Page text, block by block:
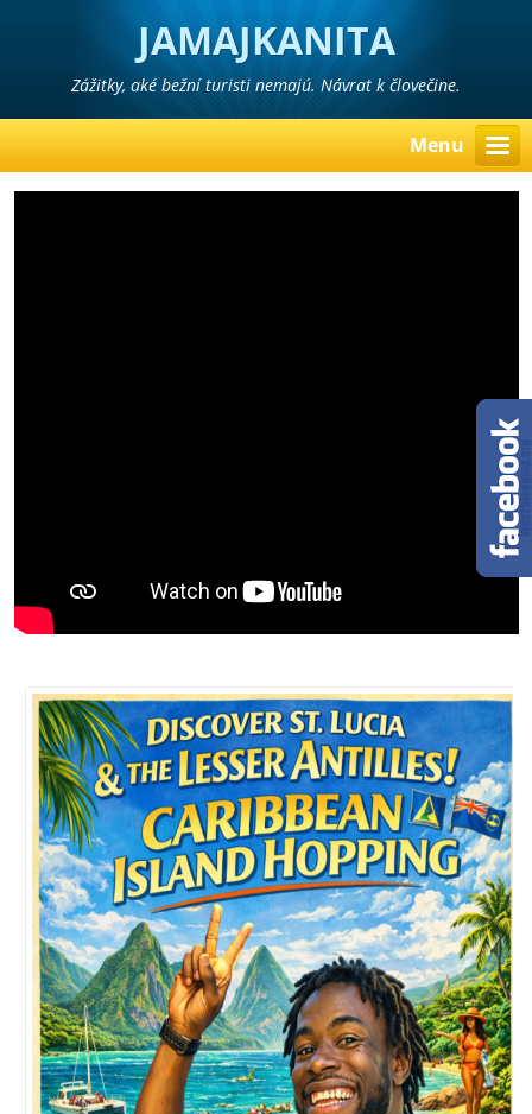
JAMAJKANITA
Zážitky, aké bežní turisti nemajú. Návrat k človečine.
Menu